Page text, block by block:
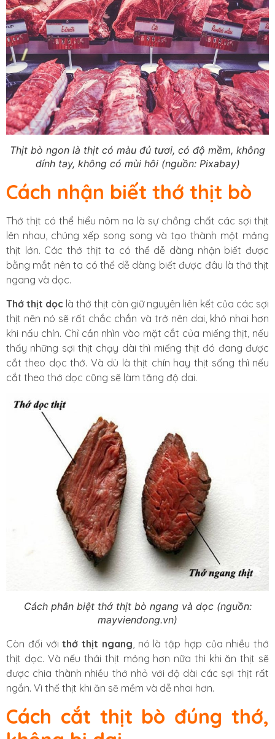
Thịt bò ngon là thịt có màu đủ tươi, có độ mềm, không
dính tay, không có mùi hôi (nguồn: Pixabay)
Cách nhận biết thớ thịt bò
Thớ thịt có thể hiểu nôm na là sự chồng chất các sợi thịt
lên nhau, chúng xếp song song và tạo thành một mảng
thịt lớn. Các thớ thịt ta có thể dễ dàng nhận biết được
bằng mắt nên ta có thể dễ dàng biết được đâu là thớ thịt
ngang và dọc.
Thớ thịt dọc là thớ thịt còn giữ nguyên liên kết của các sợi
thịt nên nó sẽ rất chắc chắn và trở nên dai, khó nhai hơn
khi nấu chín. Chỉ cần nhìn vào mặt cắt của miếng thịt, nếu
thấy những sợi thịt chạy dài thì miếng thịt đó đang được
cắt theo dọc thớ. Và dù là thịt chín hay thịt sống thì nếu
cắt theo thớ dọc cũng sẽ làm tăng độ dai.
Cách phân biệt thớ thịt bò ngang và dọc (nguồn:
mayviendong.vn)
Còn đối vớithớ thịt ngang, nó là tập hợp của nhiều thớ
thịt dọc. Và nếu thái thịt mỏng hơn nữa thì khi ăn thịt sẽ
được chia thành nhiều thớ nhỏ với độ dài các sợi thịt rất
ngắn. Vì thế thịt khi ăn sẽ mềm và dễ nhai hơn.
Cách cắt thịt bò đúng thớ,